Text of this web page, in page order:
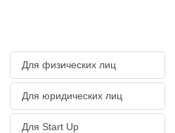
Для физических лиц
Для юридических лиц
Для Start Up